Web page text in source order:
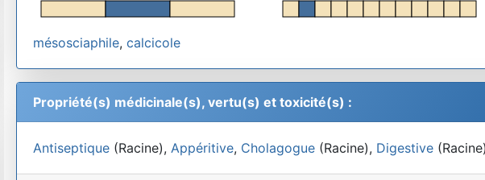
mésosciaphile, calcicole
Propriété(s) médicinale(s), vertu(s) et toxicité(s) :
Antiseptique (Racine), Appéritive, Cholagogue (Racine), Digestive (Racine)